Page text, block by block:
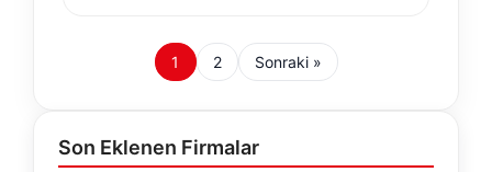
1 2 Sonraki »
Son Eklenen Firmalar